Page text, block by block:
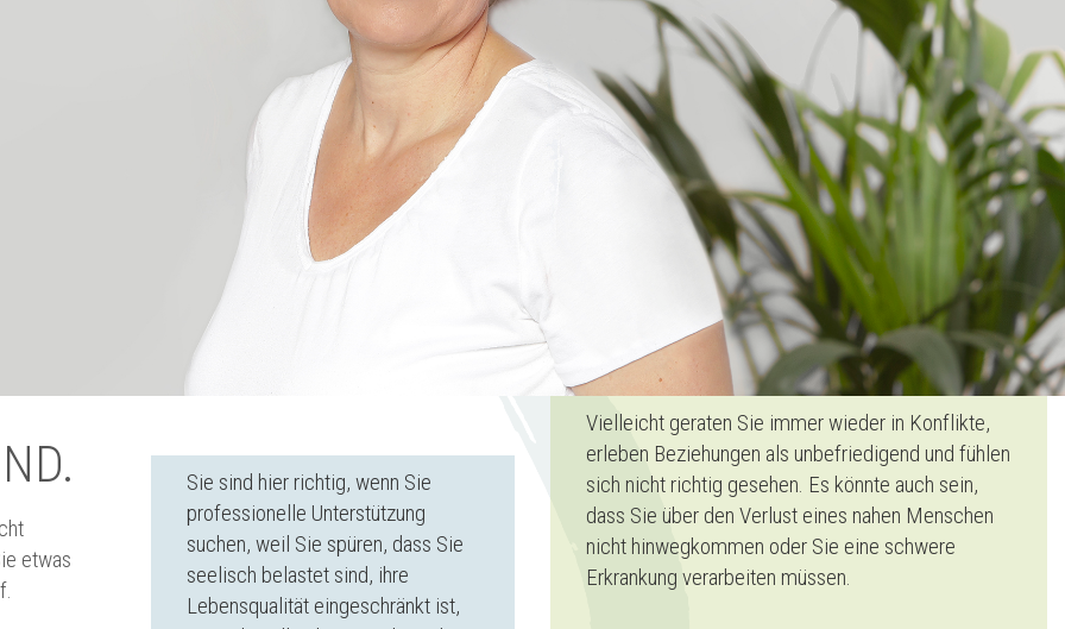
etwas
Sie sind hier richtig, wenn Sie
professionelle Unterstützung
suchen, weil Sie spüren, dass Sie
seelisch belastet sind, ihre
Lebensqualität eingeschränkt ist,
Vielleicht geraten Sie immer wieder in Konflikte,
erleben Beziehungen als unbefriedigend und fühlen
sich nicht richtig gesehen. Es könnte auch sein,
dass Sie über den Verlust eines nahen Menschen
nicht hinwegkommen oder Sie eine schwere
Erkrankung verarbeiten müssen.